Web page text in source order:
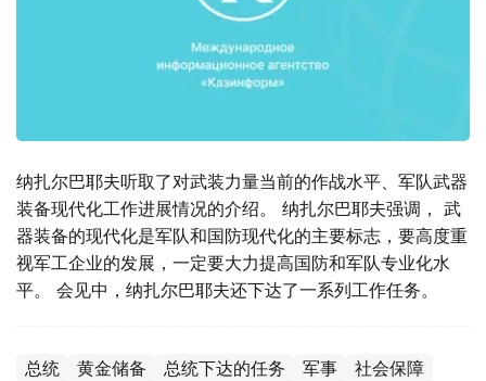
纳扎尔巴耶夫听取了对武装力量当前的作战水平、军队武器
装备现代化工作进展情况的介绍。 纳扎尔巴耶夫强调， 武
器装备的现代化是军队和国防现代化的主要标志，要高度重
视军工企业的发展，一定要大力提高国防和军队专业化水
平。 会见中，纳扎尔巴耶夫还下达了一系列工作任务。
总统 黄金储备 总统下达的任务 军事 社会保障